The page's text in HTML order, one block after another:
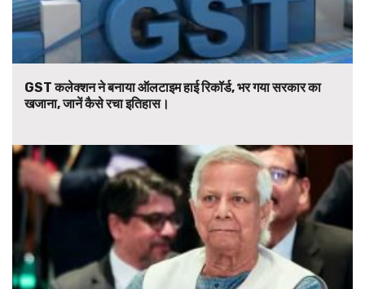
GST कलेक्शन ने बनाया ऑलटाइम हाई रिकॉर्ड, भर गया सरकार का
खजाना, जानें कैसे रचा इतिहास।